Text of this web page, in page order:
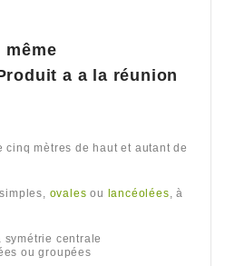
a a la réunion
cinq mètres de haut et autant de
ovales ou lancéolées, à
symétrie centrale
ou groupées